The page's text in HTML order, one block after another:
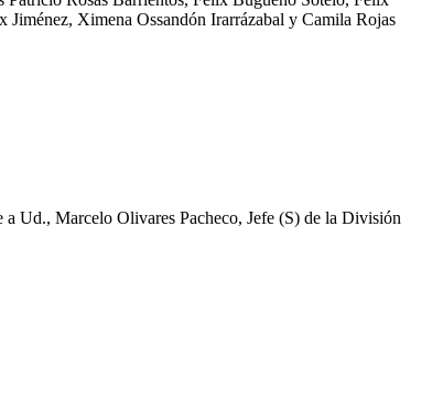
Ximena Ossandón Irarrázabal y Camila Rojas
Ud., Marcelo Olivares Pacheco, Jefe (S) de la División